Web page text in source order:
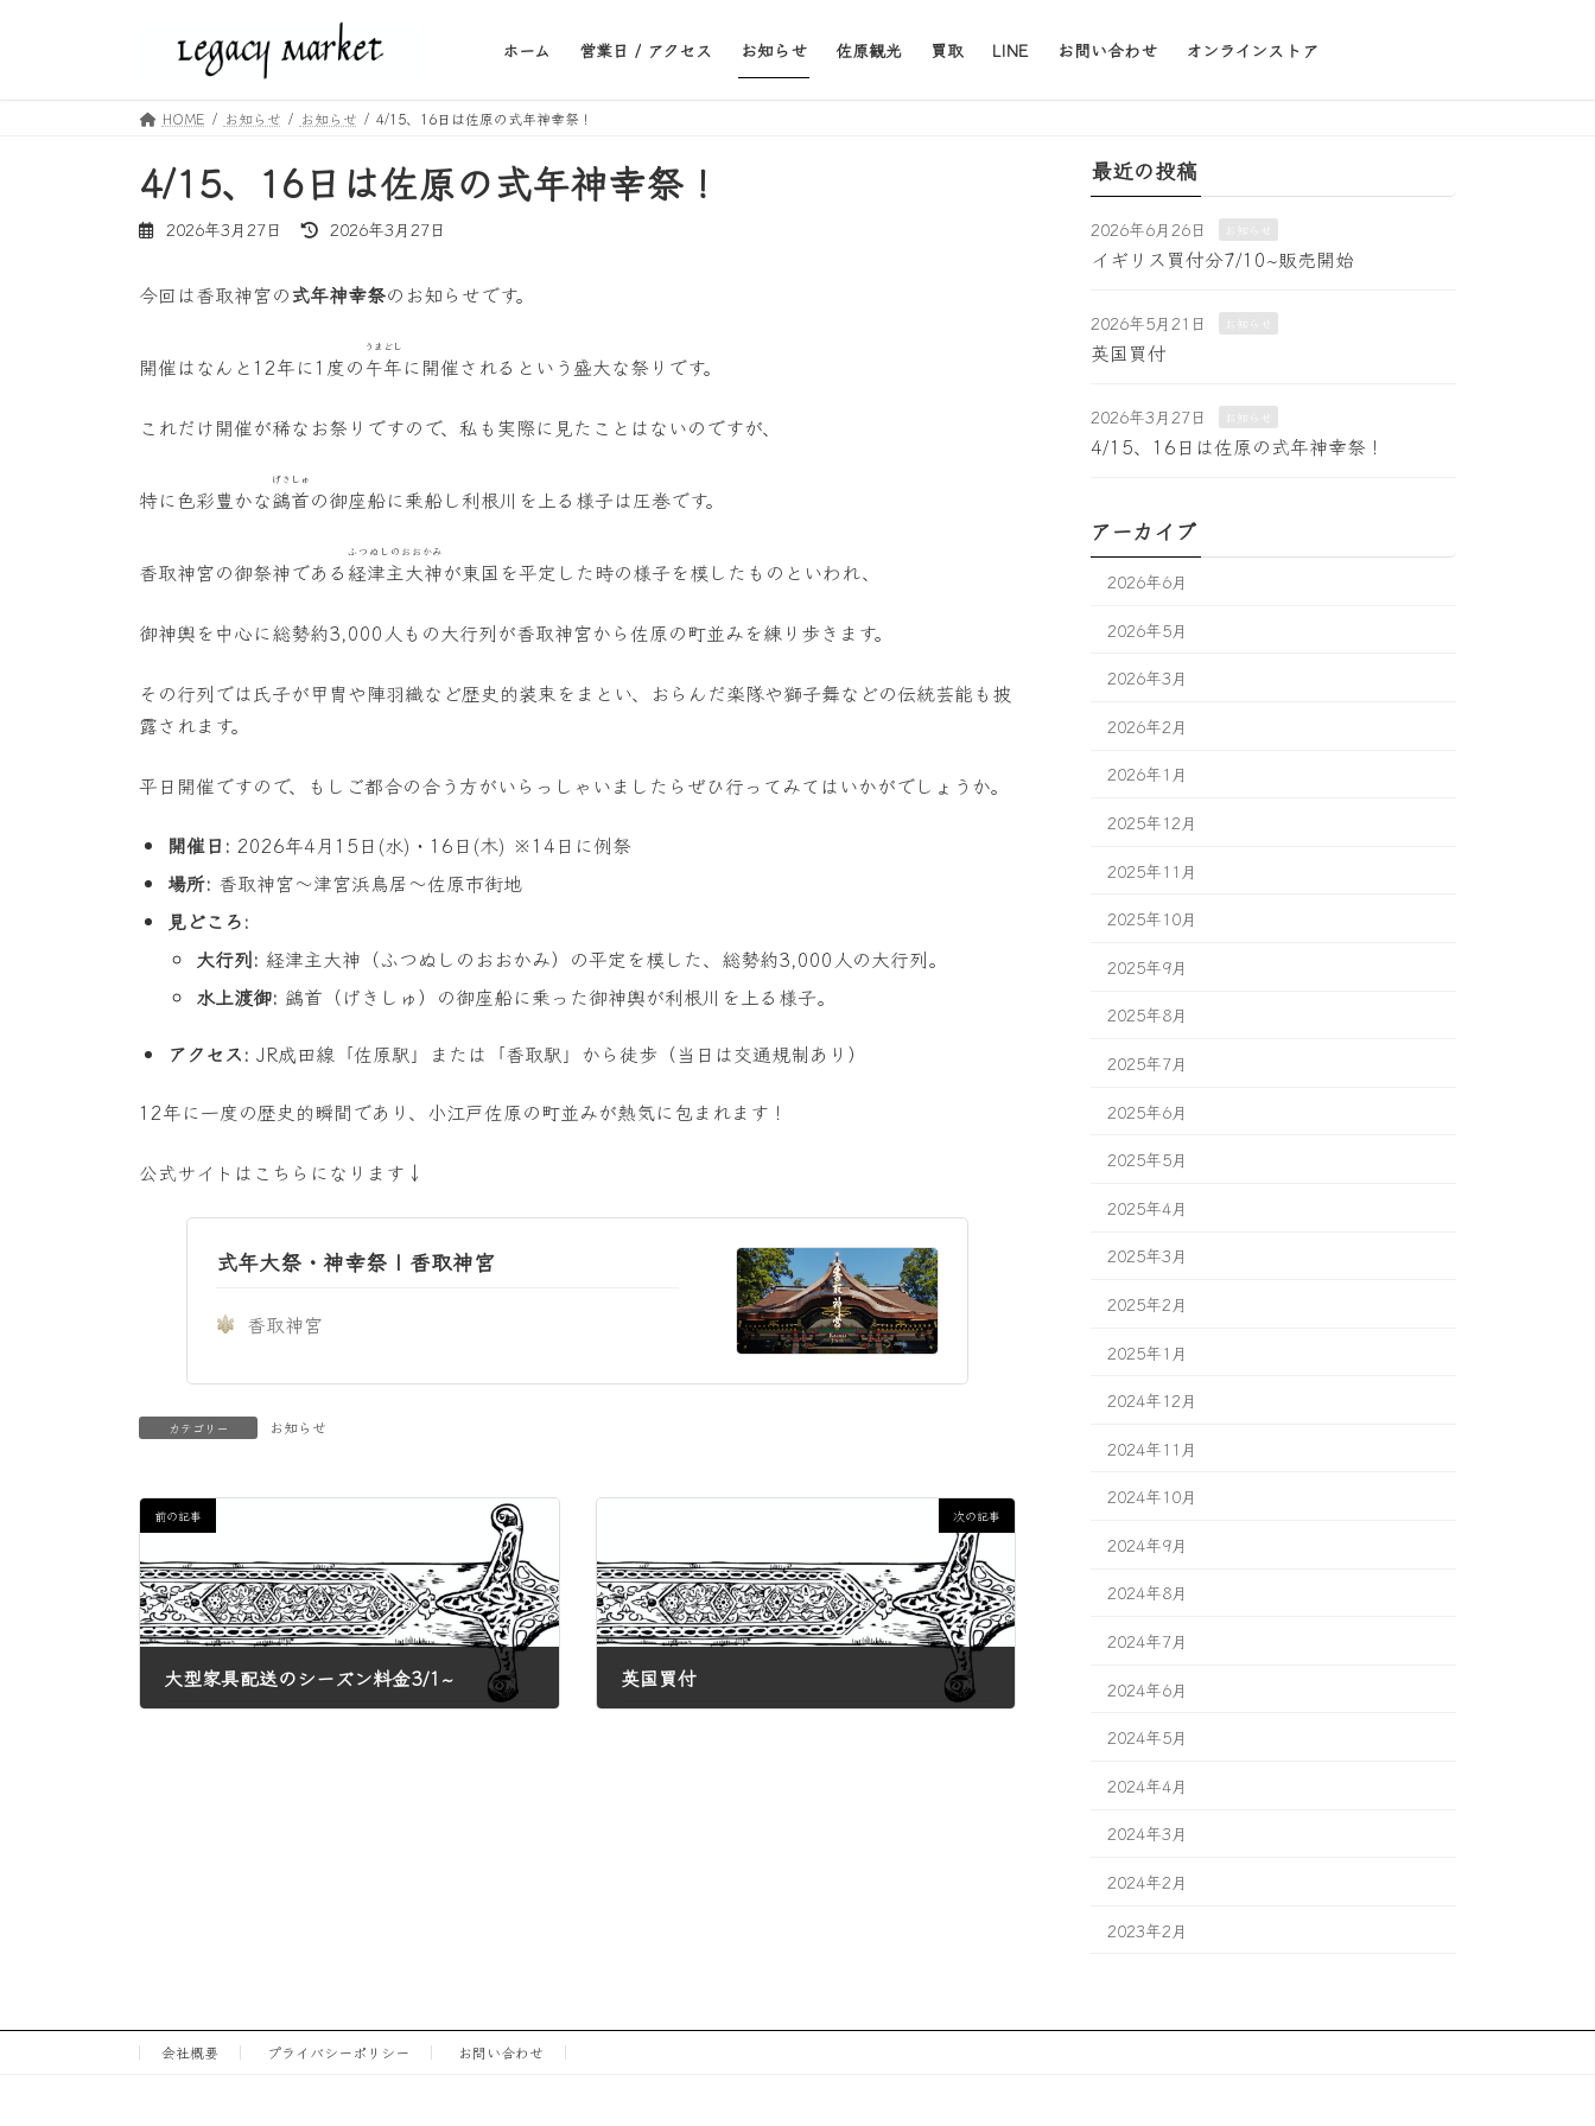
ホーム 営業日 / アクセス お知らせ 佐原観光 買取 LINE お問い合わせ オンラインストア
HOME お知らせ お知らせ 4/15、16日は佐原の式年神幸祭！
4/15、16日は佐原の式年神幸祭！
2026年3月27日
最
新
:
2026年3月27日
今回は香取神宮の式年神幸祭のお知らせです。
開催はなんと12年に1度の午年
うまどし
に開催されるという盛大な祭りです。
これだけ開催が稀なお祭りですので、私も実際に見たことはないのですが、
特に色彩豊かな鷁首
げきしゅ
の御座船に乗船し利根川を上る様子は圧巻です。
香取神宮の御祭神である 経津主大神
ふつぬしのおおかみ
が東国を平定した時の様子を模したものといわれ、
御神輿を中心に総勢約3,000人もの大行列が香取神宮から佐原の町並みを練り歩きます。
その行列では氏子が甲冑や陣羽織など歴史的装束をまとい、おらんだ楽隊や獅子舞などの伝統芸能も披
露されます。
平日開催ですので、もしご都合の合う方がいらっしゃいましたらぜひ行ってみてはいかがでしょうか。
開催日: 2026年4月15日(水)・16日(木) ※14日に例祭
場所: 香取神宮〜津宮浜鳥居〜佐原市街地
見どころ:
大行列: 経津主大神（ふつぬしのおおかみ）の平定を模した、総勢約3,000人の大行列。
水上渡御: 鷁首（げきしゅ）の御座船に乗った御神輿が利根川を上る様子。
アクセス: JR成田線「佐原駅」または「香取駅」から徒歩（当日は交通規制あり）
12年に一度の歴史的瞬間であり、小江戸佐原の町並みが熱気に包まれます！
公式サイトはこちらになります↓
式年大祭・神幸祭 | 香取神宮
香取神宮
カテゴリー お知らせ
前の記事
大型家具配送のシーズン料金3/1~
次の記事
英国買付
最近の投稿
2026年6月26日
イギリス買付分7/10~販売開始
2026年5月21日
英国買付
2026年3月27日
4/15、16日は佐原の式年神幸祭！
アーカイブ
2026年6月
2026年5月
2026年3月
2026年2月
2026年1月
2025年12月
2025年11月
2025年10月
2025年9月
2025年8月
2025年7月
2025年6月
2025年5月
2025年4月
2025年3月
2025年2月
2025年1月
2024年12月
2024年11月
2024年10月
2024年9月
2024年8月
2024年7月
2024年6月
2024年5月
2024年4月
2024年3月
2024年2月
2023年2月
会社概要 プライバシーポリシー お問い合わせ